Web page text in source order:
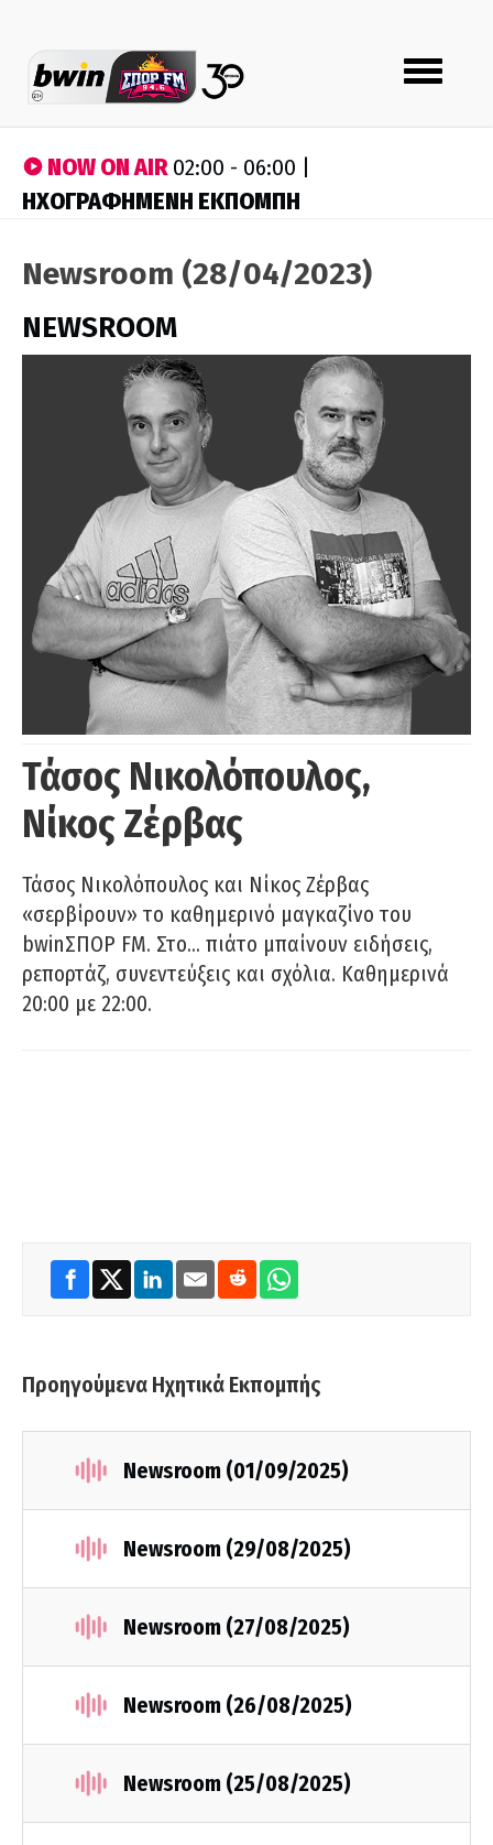
Toggle
navigation
NOW ON AIR02:00 - 06:00 |
ΗΧΟΓΡΑΦΗΜΕΝΗ ΕΚΠΟΜΠΗ
Newsroom (28/04/2023)
NEWSROOM
Τάσος Νικολόπουλος,
Νίκος Ζέρβας
Τάσος Νικολόπουλος και Νίκος Ζέρβας
«σερβίρουν» το καθημερινό μαγκαζίνο του
bwinΣΠΟΡ FM. Στο… πιάτο μπαίνουν ειδήσεις,
ρεπορτάζ, συνεντεύξεις και σχόλια. Καθημερινά
20:00 με 22:00.
Προηγούμενα Ηχητικά Εκπομπής
Newsroom (01/09/2025)
Newsroom (29/08/2025)
Newsroom (27/08/2025)
Newsroom (26/08/2025)
Newsroom (25/08/2025)